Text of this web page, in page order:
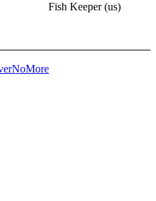
Fish Keeper (us)